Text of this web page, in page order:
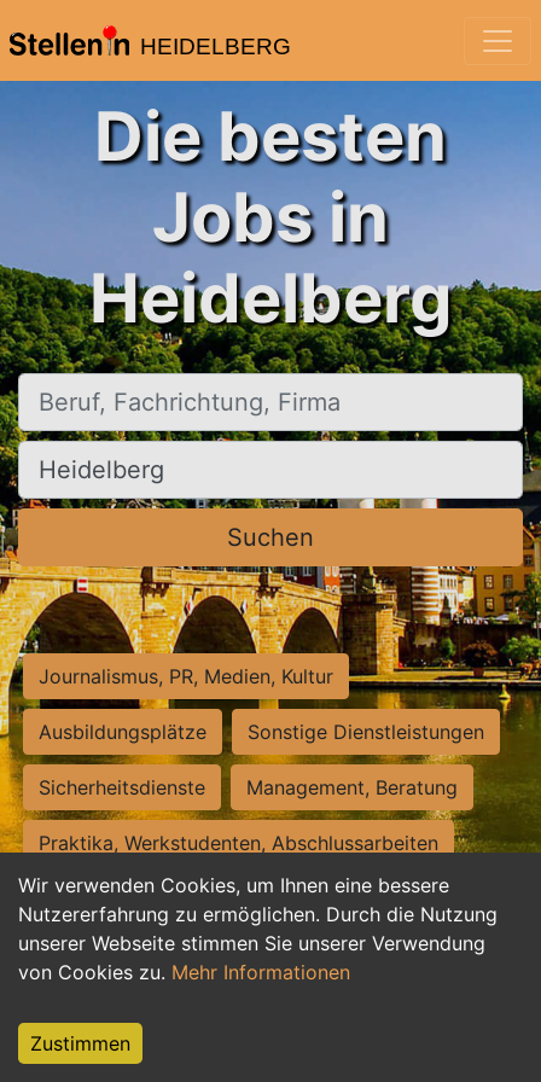
HEIDELBERG
Wir verwenden Cookies, um Ihnen eine bessere
Nutzererfahrung zu ermöglichen. Durch die Nutzung
unserer Webseite stimmen Sie unserer Verwendung
von Cookies zu. Mehr Informationen
Zustimmen
Die besten
Jobs in
Heidelberg
Beruf, Fachrichtung, Firma
Ort, Stadt
Suchen
Journalismus, PR, Medien, Kultur
Ausbildungsplätze Sonstige Dienstleistungen
Sicherheitsdienste Management, Beratung
Praktika, Werkstudenten, Abschlussarbeiten
Personalwesen Assistenz, Sekretariat
Hilfskräfte, Aushilfs- und Nebenjobs
Weiterbildung, Studium, duale Ausbildung